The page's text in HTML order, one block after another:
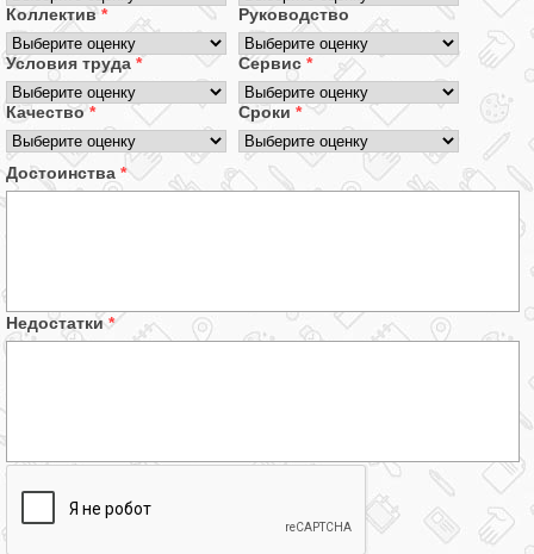
Коллектив* Руководство
Условия труда * Сервис *
Качество* Сроки *
Достоинства *
Недостатки*